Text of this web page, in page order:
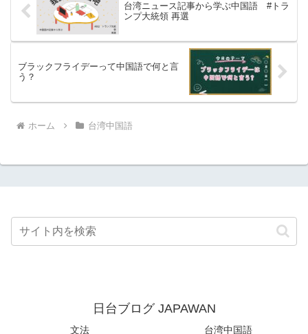
台湾ニュース記事から学ぶ中国語 #トラ
ンプ大統領 再選
ブラックフライデーって中国語で何と言
う？
ホーム 台湾中国語
日台ブログ JAPAWAN
文法 台湾中国語